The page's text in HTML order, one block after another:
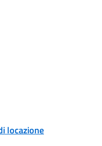
locazione